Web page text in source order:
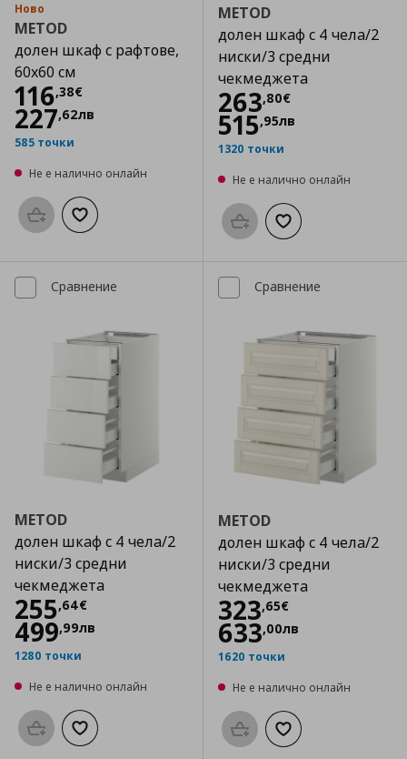
Ново
METOD
долен шкаф с рафтове,
60x60 см
116,38€
Цена
227,62лв
585 точки
Не е налично онлайн
Προσθήκη στο καλάθι
Добави към списъка с любими
METOD
долен шкаф с 4 чела/2
ниски/3 средни
чекмеджета
263,80€
Цена
515,95лв
1320 точки
Не е налично онлайн
Προσθήκη στο καλάθι
Добави към
Сравнение
METOD
долен шкаф с 4 чела/2
ниски/3 средни
чекмеджета
255,64€
Цена
499,99лв
1280 точки
Не е налично онлайн
Προσθήκη στο καλάθι
Добави към списъка с любими
Сравнение
METOD
долен шкаф с 4 чела/2
ниски/3 средни
чекмеджета
323,65€
Цена
633,00лв
1620 точки
Не е налично онлайн
Προσθήκη στο καλάθι
Добави към